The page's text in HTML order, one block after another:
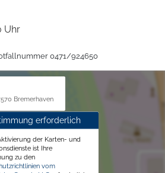
Uhr
0471/924650
Bremerhaven
erforderlich
der Karten- und
ist Ihre
zu den
vom